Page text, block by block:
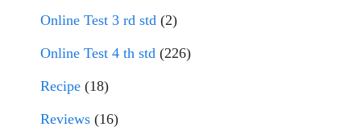
Online Test 3 rd std (2)
Online Test 4 th std (226)
Recipe (18)
Reviews (16)